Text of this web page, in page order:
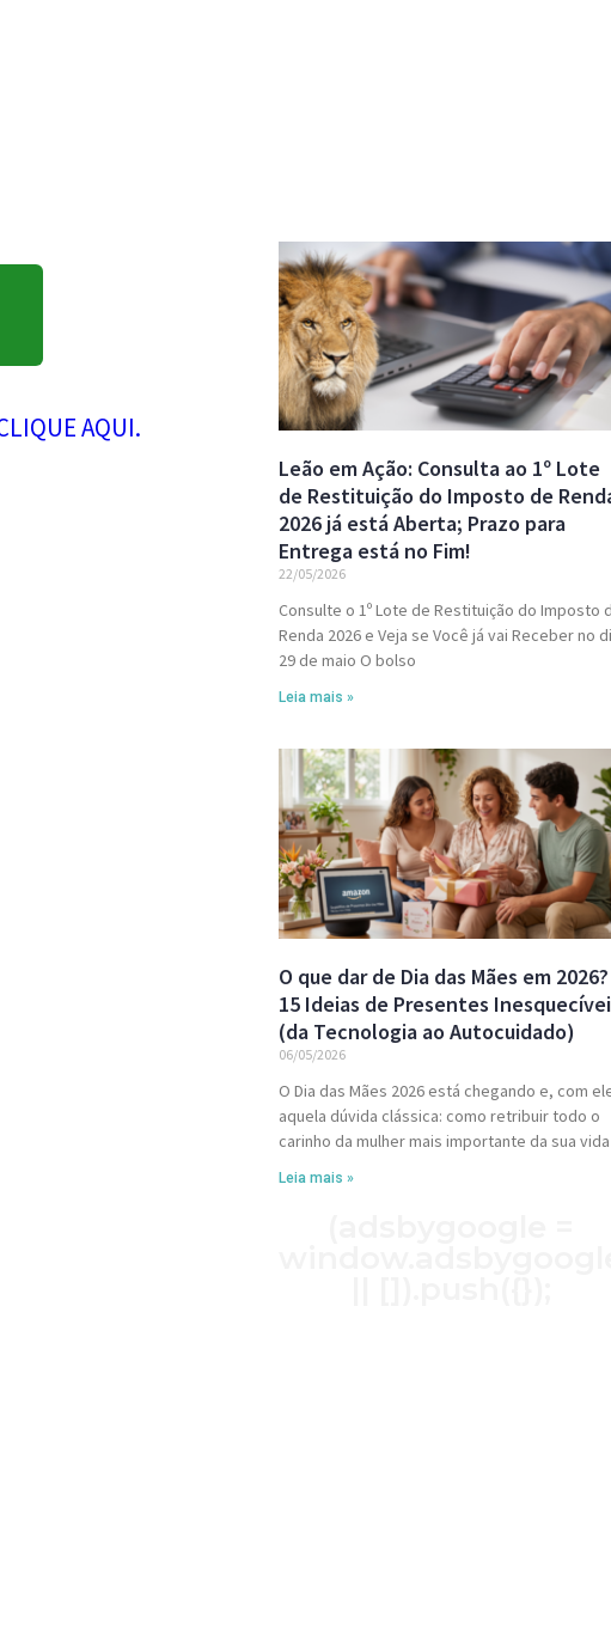
AQUI.
Leão em Ação: Consulta ao 1º Lote
de Restituição do Imposto de
2026 já está Aberta; Prazo para
Entrega está no Fim!
22/05/2026
Consulte o 1º Lote de Restituição do Imposto
Renda 2026 e Veja se Você já vai Receber no
29 de maio O bolso
Leia mais »
O que dar de Dia das Mães em 2026?
15 Ideias de Presentes
(da Tecnologia ao Autocuidado)
06/05/2026
O Dia das Mães 2026 está chegando e, com
aquela dúvida clássica: como retribuir todo o
carinho da mulher mais importante da sua vida
Leia mais »